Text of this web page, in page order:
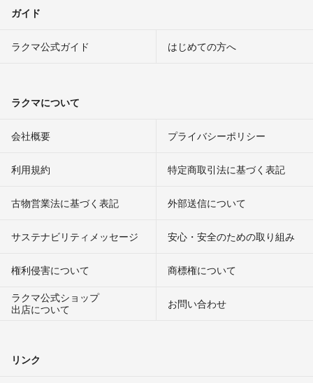
ガイド
ラクマ公式ガイド はじめての方へ
ラクマについて
会社概要 プライバシーポリシー
利用規約 特定商取引法に基づく表記
古物営業法に基づく表記 外部送信について
サステナビリティメッセージ 安心・安全のための取り組み
権利侵害について
商標権について
ラクマ公式ショップ
出店について
お問い合わせ
リンク